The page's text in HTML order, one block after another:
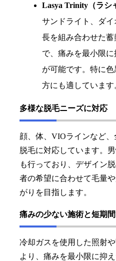
Lasya Trinity（ラシ
サンドライト、ダ
長を組み合わせた
で、痛みを最小限
が可能です。特に
方にも適しています
多様な脱毛ニーズに対応
顔、体、VIOラインなど
脱毛に対応しています。
も行っており、デザイン
者の希望に合わせて毛量
がりを目指します。
痛みの少ない施術と短期
冷却ガスを使用した照射
より、痛みを最小限に抑